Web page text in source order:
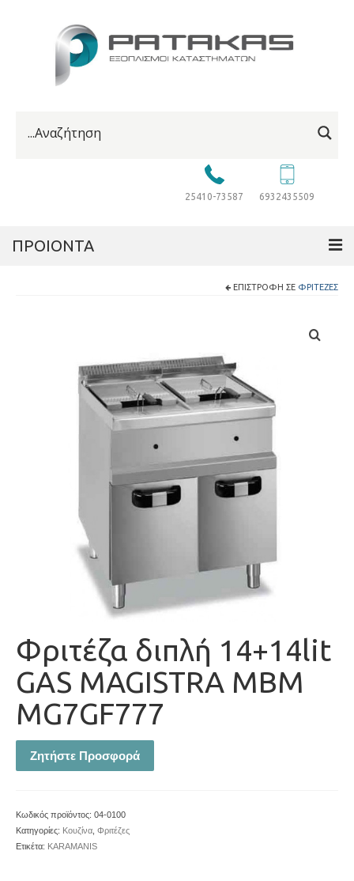
25410-73587 6932435509
ΠΡΟΙΟΝΤΑ
ΕΠΙΣΤΡΟΦΉ ΣΕ ΦΡΙΤΈΖΕΣ
Φριτέζα διπλή 14+14lit
GAS MAGISTRA MBM
MG7GF777
Ζητήστε Προσφορά
Κωδικός προϊόντος: 04-0100
Κατηγορίες: Κουζίνα Φριτέζες
Ετικέτα: KARAMANIS